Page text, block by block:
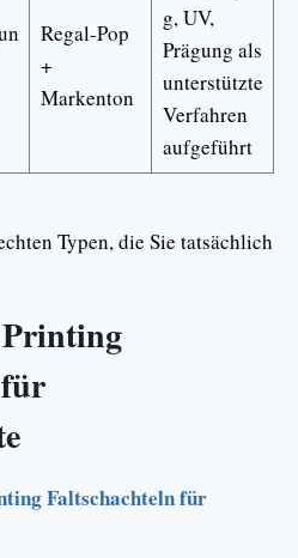
Regal-Pop
+
Markenton
g, UV,
Prägung als
unterstützte
Verfahren
aufgeführt
Typen, die Sie tatsächlich
Faltschachteln für